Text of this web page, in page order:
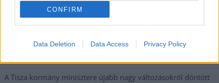
CONFIRM
Data Deletion Data Access Privacy Policy
legfrissebb információkkal és exkluzív tartalmakkal hétről hétre
postaládájába érkezik!
A SZOL24 legfrissebb 24 cikke
A Tisza kormány minisztere újabb nagy változásokról döntött